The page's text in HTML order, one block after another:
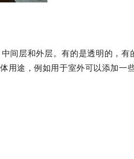
间层和外层。有的是透明的，有
用途，例如用于室外可以添加一